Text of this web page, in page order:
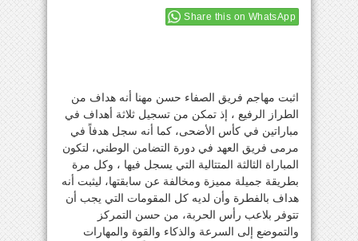
Share this on WhatsApp
اثبت مهاجم فريق الصفاء حسن مهنا أنه هداف من
الطراز الرفيع ، إذ تمكن من تسجيل ثلاثة أهداف في
مباراتين في كأس الأضحى، كما أنه سجل هدفاً في
مرمى فريق العهد في دورة التضامن الوطني، لتكون
المباراة الثالثة المتتالية التي يسجل فيها ، وكل مرة
بطريقة جميلة مميزة ومخالفة عن سابقتها، ليثبت أنه
هداف بالفطرة وأن لديه كل المقومات التي يجب أن
تتوفر بلاعب رأس الحربة، من حسن التمركز
والتموضع إلى السرعة والذكاء والقوة والمهارات